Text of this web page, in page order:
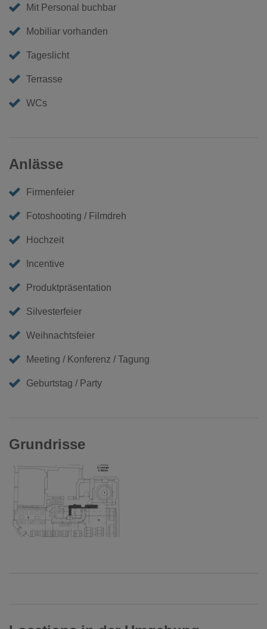
Mit Personal buchbar
Mobiliar vorhanden
Tageslicht
Terrasse
WCs
Anlässe
Firmenfeier
Fotoshooting / Filmdreh
Hochzeit
Incentive
Produktpräsentation
Silvesterfeier
Weihnachtsfeier
Meeting / Konferenz / Tagung
Geburtstag / Party
Grundrisse